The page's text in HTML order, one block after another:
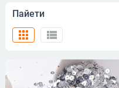
Пайети
view_list
apps